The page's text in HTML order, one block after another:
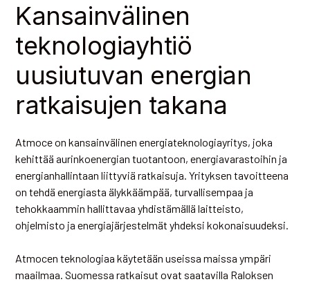
Kansainvälinen
teknologiayhtiö
uusiutuvan energian
ratkaisujen takana
Atmoce on kansainvälinen energiateknologiayritys, joka
kehittää aurinkoenergian tuotantoon, energiavarastoihin ja
energianhallintaan liittyviä ratkaisuja. Yrityksen tavoitteena
on tehdä energiasta älykkäämpää, turvallisempaa ja
tehokkaammin hallittavaa yhdistämällä laitteisto,
ohjelmisto ja energiajärjestelmät yhdeksi kokonaisuudeksi.
Atmocen teknologiaa käytetään useissa maissa ympäri
maailmaa. Suomessa ratkaisut ovat saatavilla Raloksen